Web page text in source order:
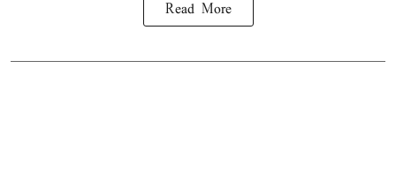
Read More